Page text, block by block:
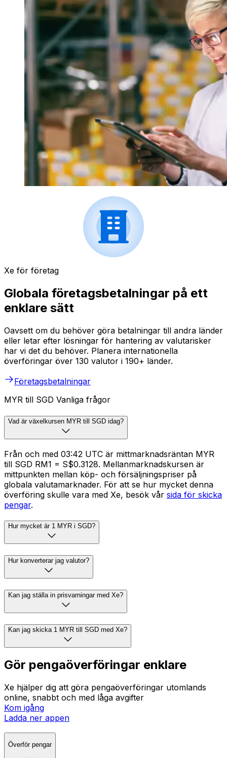
Xe för företag
Globala företagsbetalningar på ett
enklare sätt
Oavsett om du behöver göra betalningar till andra länder
eller letar efter lösningar för hantering av valutarisker
har vi det du behöver. Planera internationella
överföringar över 130 valutor i 190+ länder.
Företagsbetalningar
MYR till SGD Vanliga frågor
Vad är växelkursen MYR till SGD idag?
Från och med 03:42 UTC är mittmarknadsräntan MYR
till SGD RM1 = S$0.3128. Mellanmarknadskursen är
mittpunkten mellan köp- och försäljningspriser på
globala valutamarknader. För att se hur mycket denna
överföring skulle vara med Xe, besök vår sida för skicka
pengar.
Hur mycket är 1 MYR i SGD?
Hur konverterar jag valutor?
Kan jag ställa in prisvarningar med Xe?
Kan jag skicka 1 MYR till SGD med Xe?
Gör pengaöverföringar enklare
Xe hjälper dig att göra pengaöverföringar utomlands
online, snabbt och med låga avgifter
Kom igång
Ladda ner appen
Överför pengar